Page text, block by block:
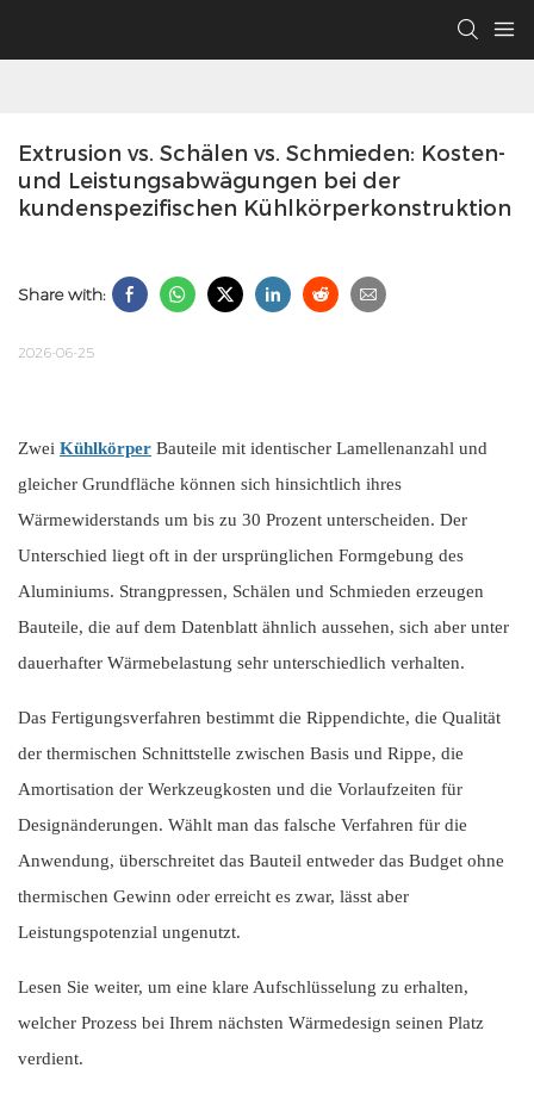
Extrusion vs. Schälen vs. Schmieden: Kosten-
und Leistungsabwägungen bei der
kundenspezifischen Kühlkörperkonstruktion
Share with:
2026-06-25
Zwei Kühlkörper Bauteile mit identischer Lamellenanzahl und
gleicher Grundfläche können sich hinsichtlich ihres
Wärmewiderstands um bis zu 30 Prozent unterscheiden. Der
Unterschied liegt oft in der ursprünglichen Formgebung des
Aluminiums. Strangpressen, Schälen und Schmieden erzeugen
Bauteile, die auf dem Datenblatt ähnlich aussehen, sich aber unter
dauerhafter Wärmebelastung sehr unterschiedlich verhalten.
Das Fertigungsverfahren bestimmt die Rippendichte, die Qualität
der thermischen Schnittstelle zwischen Basis und Rippe, die
Amortisation der Werkzeugkosten und die Vorlaufzeiten für
Designänderungen. Wählt man das falsche Verfahren für die
Anwendung, überschreitet das Bauteil entweder das Budget ohne
thermischen Gewinn oder erreicht es zwar, lässt aber
Leistungspotenzial ungenutzt.
Lesen Sie weiter, um eine klare Aufschlüsselung zu erhalten,
welcher Prozess bei Ihrem nächsten Wärmedesign seinen Platz
verdient.